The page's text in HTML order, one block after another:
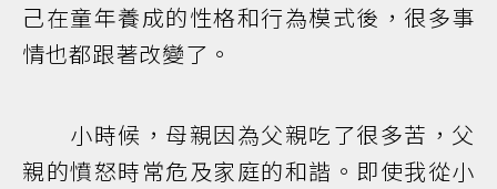
己在童年養成的性格和行為模式後，很多事
情也都跟著改變了。
小時候，母親因為父親吃了很多苦，父
親的憤怒時常危及家庭的和諧。即使我從小